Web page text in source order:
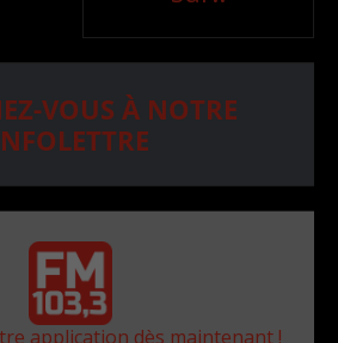
VOUS À NOTRE
application dès maintenant !